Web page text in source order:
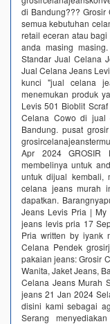
di Bandung??? Grosir
semua kebutuhan
retail eceran atau
anda masing
Standar Jual Celana
Jual Celana Jeans
kunci "jual celana
menemukan produk
Levis 501 Bioblit
Celana Cowo di jual
Bandung. pusat
Apr 2024 GROSIR
membelinya untuk
untuk dijual kembali,
celana jeans murah
dapatkan.
Jeans Levis Pria | My
jeans levis pria 17
Pria written by iyank
Celana Pendek
pakaian jeans: Grosir
Wanita, Jaket Jeans,
Celana Jeans Murah
jeans 21 Jan 2024
disini kami sebagai
Serang